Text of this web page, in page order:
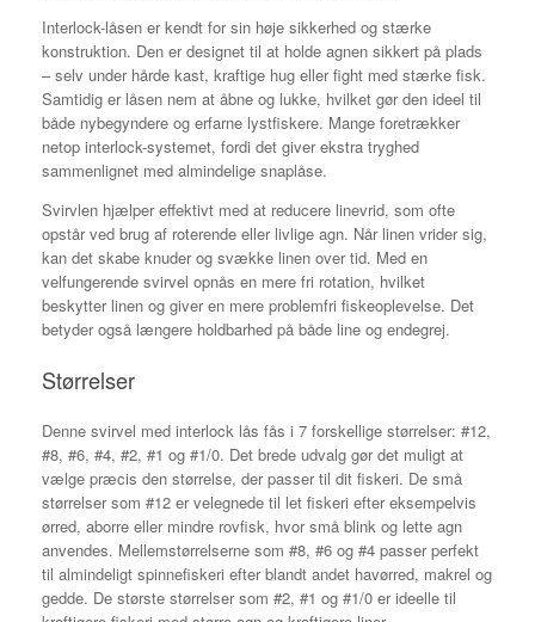
Interlock-låsen er kendt for sin høje sikkerhed og stærke
konstruktion. Den er designet til at holde agnen sikkert på plads
– selv under hårde kast, kraftige hug eller fight med stærke fisk.
Samtidig er låsen nem at åbne og lukke, hvilket gør den ideel til
både nybegyndere og erfarne lystfiskere. Mange foretrækker
netop interlock-systemet, fordi det giver ekstra tryghed
sammenlignet med almindelige snaplåse.
Svirvlen hjælper effektivt med at reducere linevrid, som ofte
opstår ved brug af roterende eller livlige agn. Når linen vrider sig,
kan det skabe knuder og svække linen over tid. Med en
velfungerende svirvel opnås en mere fri rotation, hvilket
beskytter linen og giver en mere problemfri fiskeoplevelse. Det
betyder også længere holdbarhed på både line og endegrej.
Størrelser
Denne svirvel med interlock lås fås i 7 forskellige størrelser: #12,
#8, #6, #4, #2, #1 og #1/0. Det brede udvalg gør det muligt at
vælge præcis den størrelse, der passer til dit fiskeri. De små
størrelser som #12 er velegnede til let fiskeri efter eksempelvis
ørred, aborre eller mindre rovfisk, hvor små blink og lette agn
anvendes. Mellemstørrelserne som #8, #6 og #4 passer perfekt
til almindeligt spinnefiskeri efter blandt andet havørred, makrel og
gedde. De største størrelser som #2, #1 og #1/0 er ideelle til